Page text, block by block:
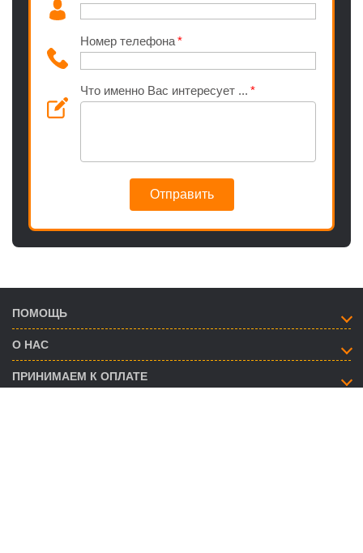
Номер телефона
Что именно Вас интересует ...
Отправить
ПОМОЩЬ
О НАС
ПРИНИМАЕМ К ОПЛАТЕ